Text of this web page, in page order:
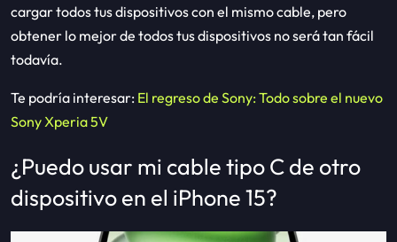
cargar todos tus dispositivos con el mismo cable, pero
obtener lo mejor de todos tus dispositivos no será tan fácil
todavía.
Te podría interesar: El regreso de Sony: Todo sobre el nuevo
Sony Xperia 5V
¿Puedo usar mi cable tipo C de otro
dispositivo en el iPhone 15?